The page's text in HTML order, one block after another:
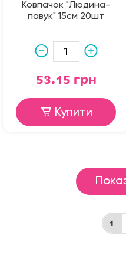
Ковпачок "Людина-
павук" 15см 20шт
53.15 грн
Купити
1